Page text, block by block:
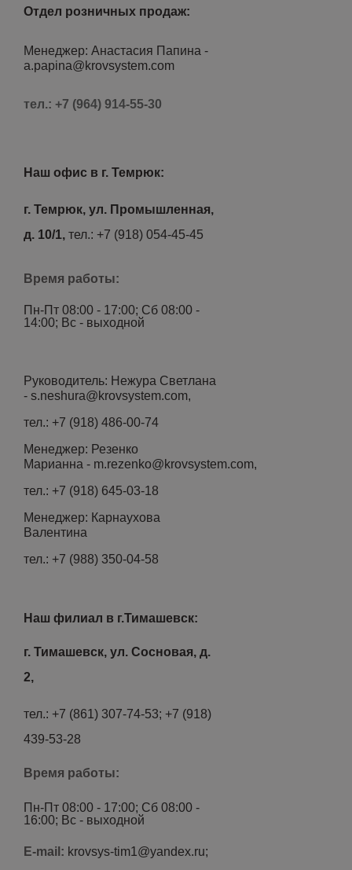
Отдел розничных продаж:
Менеджер: Анастасия Папина -
a.papina@krovsystem.com
тел.: +7 (964) 914-55-30
Наш офис в г. Темрюк:
г. Темрюк, ул. Промышленная,
д. 10/1, тел.: +7 (918) 054-45-45
Время работы:
Пн-Пт 08:00 - 17:00; Сб 08:00 -
14:00; Вс - выходной
Руководитель: Нежура Светлана
- s.neshura@krovsystem.com,
тел.: +7 (918) 486-00-74
Менеджер: Резенко
Марианна - m.rezenko@krovsystem.com,
тел.: +7 (918) 645-03-18
Менеджер: Карнаухова
Валентина
тел.: +7 (988) 350-04-58
Наш филиал в г.Тимашевск:
г. Тимашевск, ул. Сосновая, д.
2,
тел.: +7 (861) 307-74-53; +7 (918)
439-53-28
Время работы:
Пн-Пт 08:00 - 17:00; Сб 08:00 -
16:00; Вс - выходной
E-mail: krovsys-tim1@yandex.ru;